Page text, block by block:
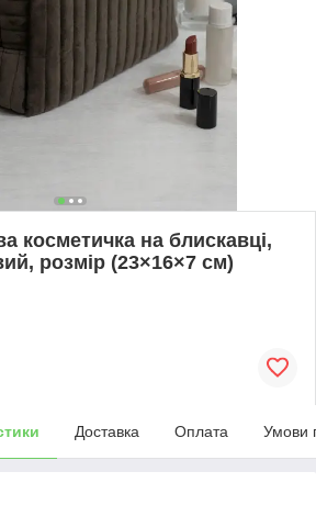
косметичка на блискавці,
розмір (23×16×7 см)
Доставка Оплата Умови